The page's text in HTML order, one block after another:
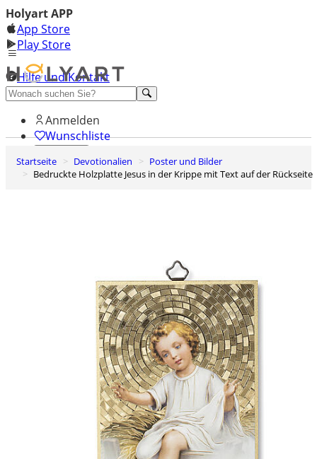
Holyart APP
App Store
Play Store
Hilfe und Kontakt
Entdecken Sie Premium
Anmelden
Wunschliste
0
Warenkorb
Startseite Devotionalien
Poster und Bilder
Bedruckte Holzplatte Jesus in der Krippe mit Text auf der Rückseite